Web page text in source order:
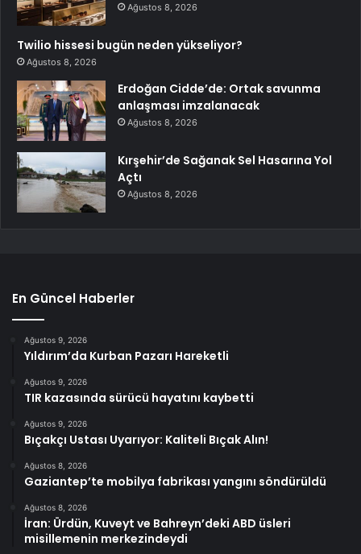
Ağustos 8, 2026
Twilio hissesi bugün neden yükseliyor?
Ağustos 8, 2026
Erdoğan Cidde’de: Ortak savunma
anlaşması imzalanacak
Ağustos 8, 2026
Kırşehir’de Sağanak Sel Hasarına Yol
Açtı
Ağustos 8, 2026
En Güncel Haberler
Ağustos 9, 2026
Yıldırım’da Kurban Pazarı Hareketli
Ağustos 9, 2026
TIR kazasında sürücü hayatını kaybetti
Ağustos 9, 2026
Bıçakçı Ustası Uyarıyor: Kaliteli Bıçak Alın!
Ağustos 8, 2026
Gaziantep’te mobilya fabrikası yangını söndürüldü
Ağustos 8, 2026
İran: Ürdün, Kuveyt ve Bahreyn’deki ABD üsleri
misillemenin merkezindeydi